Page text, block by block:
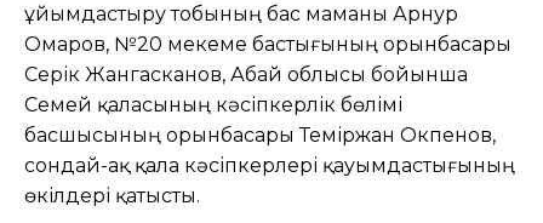
ұйымдастыру тобының бас маманы Арнур
Омаров, №20 мекеме бастығының орынбасары
Серік Жангасканов, Абай облысы бойынша
Семей қаласының кәсіпкерлік бөлімі
басшысының орынбасары Теміржан Окпенов,
сондай-ақ қала кәсіпкерлері қауымдастығының
өкілдері қатысты.